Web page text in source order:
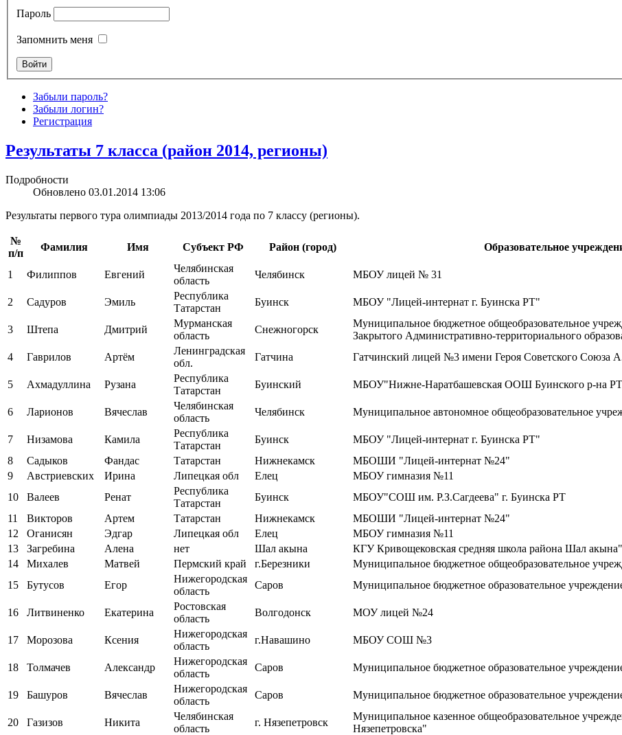
Пароль
Запомнить меня
Забыли пароль?
Забыли логин?
Регистрация
Результаты 7 класса (район 2014, регионы)
Подробности
Обновлено 03.01.2014 13:06
Результаты первого тура олимпиады 2013/2014 года по 7 классу (регионы).
№
п/п
Фамилия Имя Субъект РФ Район (город) Образовательное
1 Филиппов Евгений
Челябинская
область
Челябинск МБОУ лицей № 31
2 Садуров Эмиль
Республика
Татарстан
Буинск МБОУ "Лицей-интернат г. Буинска РТ"
3 Штепа Дмитрий
Мурманская
область
Снежногорск
Муниципальное бюджетное общеобразовательное
Закрытого Административно-территориального
4 Гаврилов Артём
Ленинградская
обл.
Гатчина Гатчинский лицей №3 имени Героя Советского Союза
5 Ахмадуллина Рузана
Республика
Татарстан
Буинский МБОУ"Нижне-Наратбашевская ООШ Буинского р-на
6 Ларионов Вячеслав
Челябинская
область
Челябинск Муниципальное автономное общеобразовательное
7 Низамова Камила
Республика
Татарстан
Буинск МБОУ "Лицей-интернат г. Буинска РТ"
8
Садыков Фандас Татарстан Нижнекамск МБОШИ "Лицей-интернат №24"
9
Австриевских Ирина Липецкая обл Елец МБОУ гимназия №11
10
Валеев Ренат
Республика
Татарстан
Буинск МБОУ"СОШ им. Р.З.Сагдеева" г. Буинска РТ
11
Викторов Артем Татарстан Нижнекамск МБОШИ "Лицей-интернат №24"
12
Оганисян Эдгар Липецкая обл Елец МБОУ гимназия №11
13
Загребина Алена нет Шал акына КГУ Кривощековская средняя школа района Шал акына"
14
Михалев Матвей Пермский край г.Березники Муниципальное бюджетное общеобразовательное
15
Бутусов Егор
Нижегородская
область
Саров Муниципальное бюджетное образовательное
16 Литвиненко Екатерина
Ростовская
область
Волгодонск МОУ лицей №24
17 Морозова Ксения
Нижегородская
область
г.Навашино МБОУ СОШ №3
18 Толмачев Александр
Нижегородская
область
Саров Муниципальное бюджетное образовательное
19 Башуров Вячеслав
Нижегородская
область
Саров Муниципальное бюджетное образовательное
20 Газизов Никита
Челябинская
область
г. Нязепетровск
Муниципальное казенное общеобразовательное
Нязепетровска"